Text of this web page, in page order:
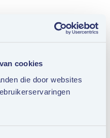
cookies
die door websites
beter in
collega’s.
social media?